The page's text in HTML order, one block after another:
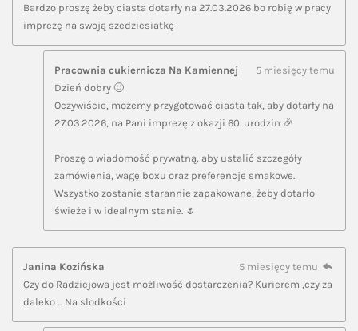
Bardzo proszę żeby ciasta dotarły na 27.03.2026 bo robię w pracy
imprezę na swoją szedziesiatkę
Pracownia cukiernicza Na Kamiennej
5 miesięcy temu
Dzień dobry 🙂
Oczywiście, możemy przygotować ciasta tak, aby dotarły na
27.03.2026, na Pani imprezę z okazji 60. urodzin 🎉
Proszę o wiadomość prywatną, aby ustalić szczegóły
zamówienia, wagę boxu oraz preferencje smakowe.
Wszystko zostanie starannie zapakowane, żeby dotarło
świeże i w idealnym stanie. 🌷
Janina Kozińska
5 miesięcy temu
Czy do Radziejowa jest możliwość dostarczenia? Kurierem ,czy za
daleko ... Na słodkości